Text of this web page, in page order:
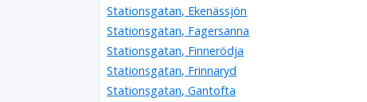
Stationsgatan, Ekenässjön
Stationsgatan, Fagersanna
Stationsgatan, Finnerödja
Stationsgatan, Frinnaryd
Stationsgatan, Gantofta